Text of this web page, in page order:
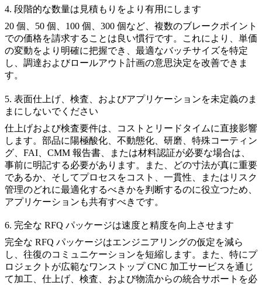
4. 段階的な数量は見積もりをより有用にします
20 個、50 個、100 個、300 個など、複数のブレークポイント
での価格を請求することは良い慣行です。これにより、単価
の変動をより明確に把握でき、最適なバッチサイズを特定
し、調達およびロールアウト計画の意思決定を改善できま
す。
5. 表面仕上げ、検査、およびアプリケーションを未定義のま
まにしないでください
仕上げおよび検査要件は、コストとリードタイムに直接影響
します。部品に陽極酸化、不動態化、研磨、特殊コーティン
グ、FAI、CMM 報告書、または材料認証が必要な場合は、
事前に明記する必要があります。また、どの寸法が真に重要
であるか、そしてプロセスをコスト、一貫性、またはリスク
管理のどれに最適化するべきかを判断するのに役立つため、
アプリケーションも共有すべきです。
6. 完全な RFQ パッケージは速度と精度を向上させます
完全な RFQ パッケージはエンジニアリングの仮定を減ら
し、往復のコミュニケーションを短縮します。また、特にプ
ロジェクトが広範なワンストップ CNC 加工サービス を通じ
て加工、仕上げ、検査、および物流からの統合サポートを必